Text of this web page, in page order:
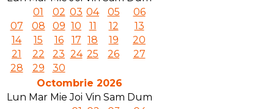
01
02 03 04 05
06
07
08 09 10 11 12
13
14
15 16 17 18 19
20
21
22 23 24 25 26
27
28
29
30
Octombrie 2026
Lun Mar Mie Joi Vin Sam Dum